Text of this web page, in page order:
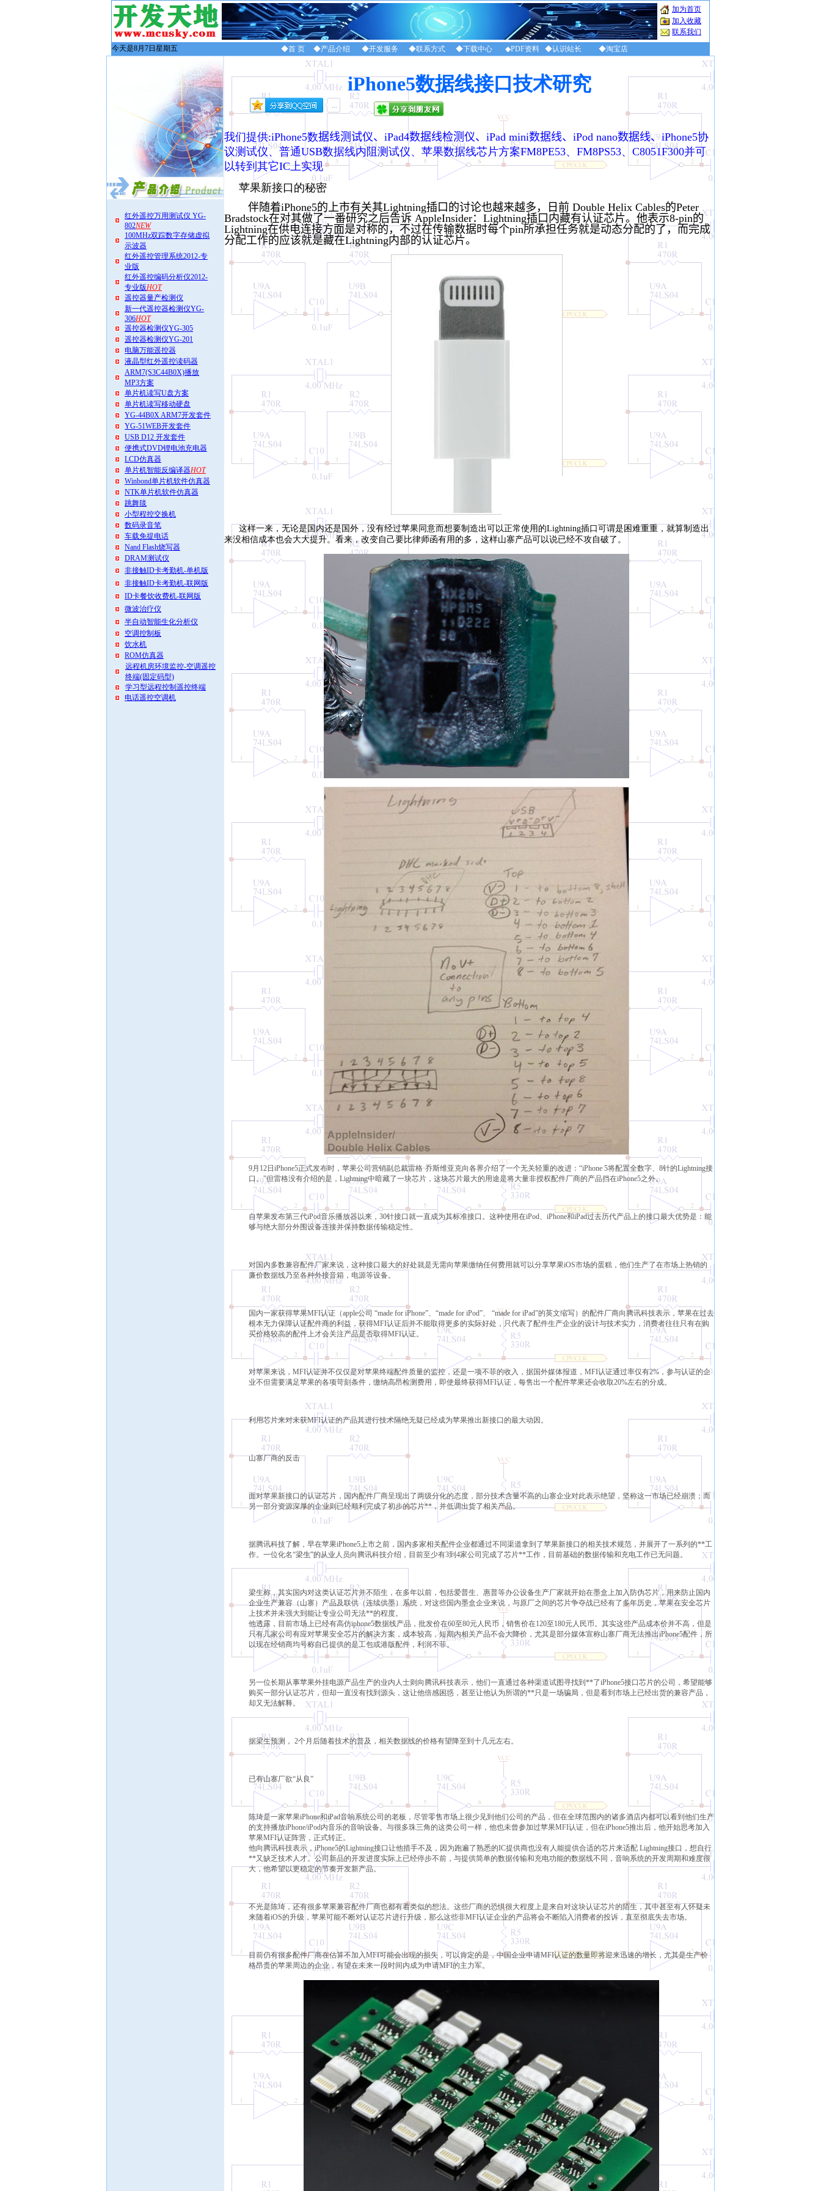
加为首页
加入收藏
联系我们
今天是8月7日星期五
◆首 页 ◆产品介绍 ◆开发服务 ◆联系方式 ◆下载中心 ◆PDF资料 ◆认识站长 ◆淘宝店
红外遥控万用测试仪 YG-
802NEW
100MHz双踪数字存储虚拟
示波器
红外遥控管理系统2012-专
业版
红外遥控编码分析仪2012-
专业版HOT
遥控器量产检测仪
新一代遥控器检测仪YG-
306HOT
遥控器检测仪YG-305
遥控器检测仪YG-201
电脑万能遥控器
液晶型红外遥控读码器
ARM7(S3C44B0X)播放
MP3方案
单片机读写U盘方案
单片机读写移动硬盘
YG-44B0X ARM7开发套件
YG-51WEB开发套件
USB D12 开发套件
便携式DVD锂电池充电器
LCD仿真器
单片机智能反编译器HOT
Winbond单片机软件仿真器
NTK单片机软件仿真器
跳舞毯
小型程控交换机
数码录音笔
车载免提电话
Nand Flash烧写器
DRAM测试仪
非接触ID卡考勤机-单机版
非接触ID卡考勤机-联网版
ID卡餐饮收费机-联网版
微波治疗仪
半自动智能生化分析仪
空调控制板
饮水机
ROM仿真器
远程机房环境监控-空调遥控
终端(固定码型)
学习型远程控制遥控终端
电话遥控空调机
iPhone5数据线接口技术研究
我们提供:iPhone5数据线测试仪、iPad4数据线检测仪、iPad mini数据线、iPod nano数据线、iPhone5协
议测试仪、普通USB数据线内阻测试仪、苹果数据线芯片方案FM8PE53、FM8PS53、C8051F300并可
以转到其它IC上实现
苹果新接口的秘密
伴随着iPhone5的上市有关其Lightning插口的讨论也越来越多，日前 Double Helix Cables的Peter
Bradstock在对其做了一番研究之后告诉 AppleInsider：Lightning插口内藏有认证芯片。他表示8-pin的
Lightning在供电连接方面是对称的，不过在传输数据时每个pin所承担任务就是动态分配的了，而完成
分配工作的应该就是藏在Lightning内部的认证芯片。
这样一来，无论是国内还是国外，没有经过苹果同意而想要制造出可以正常使用的Lightning插口可谓是困难重重，就算制造出
来没相信成本也会大大提升。看来，改变自己要比律师函有用的多，这样山寨产品可以说已经不攻自破了。
9月12日iPhone5正式发布时，苹果公司营销副总裁雷格·乔斯维亚克向各界介绍了一个无关轻重的改进：“iPhone 5将配置全数字、8针的Lightning接
口。”但雷格没有介绍的是，Lightning中暗藏了一块芯片，这块芯片最大的用途是将大量非授权配件厂商的产品挡在iPhone5之外。
自苹果发布第三代iPod音乐播放器以来，30针接口就一直成为其标准接口。这种使用在iPod、iPhone和iPad过去历代产品上的接口最大优势是：能
够与绝大部分外围设备连接并保持数据传输稳定性。
对国内多数兼容配件厂家来说，这种接口最大的好处就是无需向苹果缴纳任何费用就可以分享苹果iOS市场的蛋糕，他们生产了在市场上热销的
廉价数据线乃至各种外接音箱，电源等设备。
国内一家获得苹果MFI认证（apple公司 “made for iPhone”、“made for iPod”、 “made for iPad”的英文缩写）的配件厂商向腾讯科技表示，苹果在过去
根本无力保障认证配件商的利益，获得MFI认证后并不能取得更多的实际好处，只代表了配件生产企业的设计与技术实力，消费者往往只有在购
买价格较高的配件上才会关注产品是否取得MFI认证。
对苹果来说，MFI认证并不仅仅是对苹果终端配件质量的监控，还是一项不菲的收入，据国外媒体报道，MFI认证通过率仅有2%，参与认证的企
业不但需要满足苹果的各项苛刻条件，缴纳高昂检测费用，即使最终获得MFI认证，每售出一个配件苹果还会收取20%左右的分成。
利用芯片来对未获MFI认证的产品其进行技术隔绝无疑已经成为苹果推出新接口的最大动因。
山寨厂商的反击
面对苹果新接口的认证芯片，国内配件厂商呈现出了两级分化的态度，部分技术含量不高的山寨企业对此表示绝望，坚称这一市场已经崩溃；而
另一部分资源深厚的企业则已经顺利完成了初步的芯片**，并低调出货了相关产品。
据腾讯科技了解，早在苹果iPhone5上市之前，国内多家相关配件企业都通过不同渠道拿到了苹果新接口的相关技术规范，并展开了一系列的**工
作。一位化名“梁生”的从业人员向腾讯科技介绍，目前至少有3到4家公司完成了芯片**工作，目前基础的数据传输和充电工作已无问题。
梁生称，其实国内对这类认证芯片并不陌生，在多年以前，包括爱普生、惠普等办公设备生产厂家就开始在墨盒上加入防伪芯片，用来防止国内
企业生产兼容（山寨）产品及联供（连续供墨）系统，对这些国内墨盒企业来说，与原厂之间的芯片争夺战已经有了多年历史，苹果在安全芯片
上技术并未强大到能让专业公司无法**的程度。
他透露，目前市场上已经有高仿iphone5数据线产品，批发价在60至80元人民币，销售价在120至180元人民币。其实这些产品成本价并不高，但是
只有几家公司有应对苹果安全芯片的解决方案，成本较高，短期内相关产品不会大降价，尤其是部分媒体宣称山寨厂商无法推出iPhone5配件，所
以现在经销商均号称自己提供的是工包或港版配件，利润不菲。
另一位长期从事苹果外挂电源产品生产的业内人士则向腾讯科技表示，他们一直通过各种渠道试图寻找到**了iPhone5接口芯片的公司，希望能够
购买一部分认证芯片，但却一直没有找到源头，这让他倍感困惑，甚至让他认为所谓的**只是一场骗局，但是看到市场上已经出货的兼容产品，
却又无法解释。
据梁生预测， 2个月后随着技术的普及，相关数据线的价格有望降至到十几元左右。
已有山寨厂欲“从良”
陈琦是一家苹果iPhone和iPad音响系统公司的老板，尽管零售市场上很少见到他们公司的产品，但在全球范围内的诸多酒店内都可以看到他们生产
的支持播放iPhone/iPod内音乐的音响设备。与很多珠三角的这类公司一样，他也未曾参加过苹果MFI认证，但在iPhone5推出后，他开始思考加入
苹果MFI认证阵营，正式转正。
他向腾讯科技表示，iPhone5的Lightning接口让他措手不及，因为跑遍了熟悉的IC提供商也没有人能提供合适的芯片来适配 Lightning接口，想自行
**又缺乏技术人才。公司新品的开发进度实际上已经停步不前，与提供简单的数据传输和充电功能的数据线不同，音响系统的开发周期和难度很
大，他希望以更稳定的节奏开发新产品。
不光是陈琦，还有很多苹果兼容配件厂商也都有着类似的想法。这些厂商的恐惧很大程度上是来自对这块认证芯片的陌生，其中甚至有人怀疑未
来随着iOS的升级，苹果可能不断对认证芯片进行升级，那么这些非MFI认证企业的产品将会不断陷入消费者的投诉，直至彻底失去市场。
目前仍有很多配件厂商在估算不加入MFI可能会出现的损失，可以肯定的是，中国企业申请MFI认证的数量即将迎来迅速的增长，尤其是生产价
格昂贵的苹果周边的企业，有望在未来一段时间内成为申请MFI的主力军。